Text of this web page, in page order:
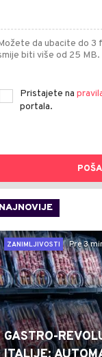
da ubacite do 3
biti više od 25 MB.
Pristajete na
portala.
NAJNOVIJE
ZANIMLJIVOSTI
Pre 3
GASTRO-